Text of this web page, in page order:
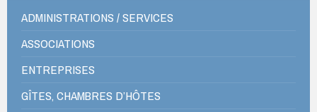
ADMINISTRATIONS / SERVICES
ASSOCIATIONS
ENTREPRISES
GÎTES, CHAMBRES D’HÔTES